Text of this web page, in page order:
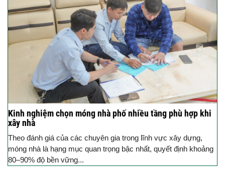
Kinh nghiệm chọn móng nhà phố nhiều tầng phù hợp khi
xây nhà
Theo đánh giá của các chuyên gia trong lĩnh vực xây dựng,
móng nhà là hạng mục quan trọng bậc nhất, quyết định khoảng
80–90% độ bền vững...